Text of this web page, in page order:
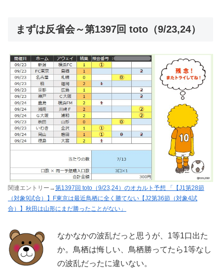
まずは反省会～第1397回 toto（9/23,24）
関連エントリー→第1397回 toto（9/23,24）のオカルト予想 「【J1第28節
（対象9試合）】F東京は最近鳥栖に全く勝てない【J2第36節（対象4試
合）】秋田は山形にまだ勝ったことがない」
なかなかの波乱だっと思うが、1等1口出た
か。鳥栖は悔しい、鳥栖勝ってたら1等なし
の波乱だったに違いない。